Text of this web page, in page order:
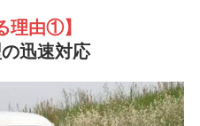
理由①】
迅速対応